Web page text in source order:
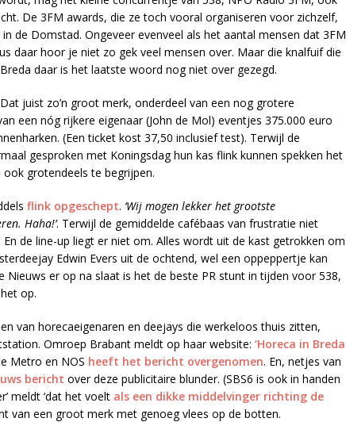
De 3FM awards, die ze toch vooral organiseren voor zichzelf,
de Domstad. Ongeveer evenveel als het aantal mensen dat 3FM
daar hoor je niet zo gek veel mensen over. Maar die knalfuif die
daar is het laatste woord nog niet over gezegd.
juist zo’n groot merk, onderdeel van een nog grotere
een nóg rijkere eigenaar (John de Mol) eventjes 375.000 euro
(Een ticket kost 37,50 inclusief test). Terwijl de
gesproken met Koningsdag hun kas flink kunnen spekken het
grotendeels te begrijpen.
flink opgeschept. ‘Wij mogen lekker het grootste
Haha!’. Terwijl de gemiddelde cafébaas van frustratie niet
de line-up liegt er niet om. Alles wordt uit de kast getrokken om
Edwin Evers uit de ochtend, wel een oppeppertje kan
Nieuws er op na slaat is het de beste PR stunt in tijden voor 538,
op.
van horecaeigenaren en deejays die werkeloos thuis zitten,
Omroep Brabant meldt op haar website: ‘Horeca in Breda
Metro en NOS heeft het bericht overgenomen. En, netjes van
bericht over deze publicitaire blunder. (SBS6 is ook in handen
meldt ‘dat het voelt als een dikke middelvinger richting de
van een groot merk met genoeg vlees op de botten.